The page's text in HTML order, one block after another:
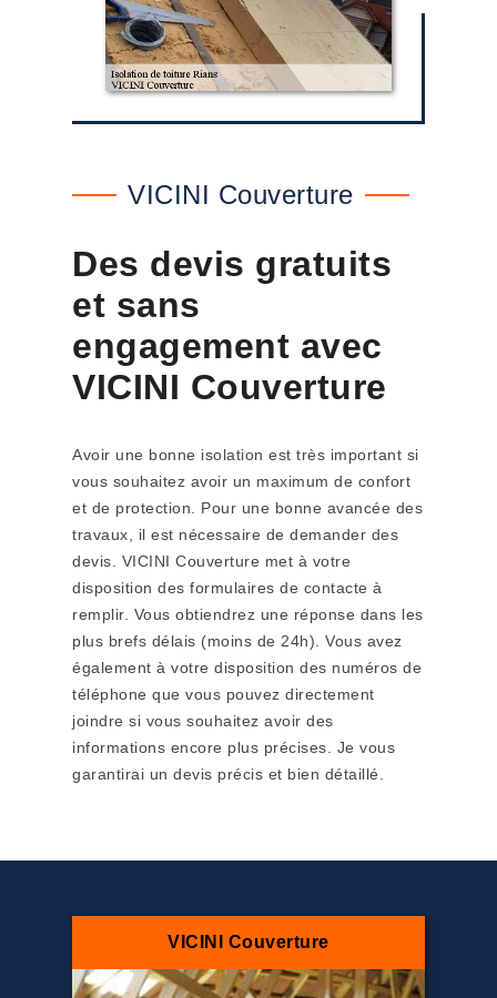
VICINI Couverture
Des devis gratuits
et sans
engagement avec
VICINI Couverture
Avoir une bonne isolation est très important si
vous souhaitez avoir un maximum de confort
et de protection. Pour une bonne avancée des
travaux, il est nécessaire de demander des
devis. VICINI Couverture met à votre
disposition des formulaires de contacte à
remplir. Vous obtiendrez une réponse dans les
plus brefs délais (moins de 24h). Vous avez
également à votre disposition des numéros de
téléphone que vous pouvez directement
joindre si vous souhaitez avoir des
informations encore plus précises. Je vous
garantirai un devis précis et bien détaillé.
VICINI Couverture